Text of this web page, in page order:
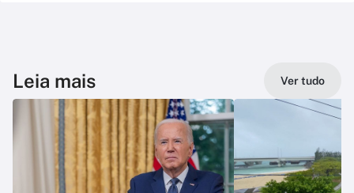
Leia mais Ver tudo